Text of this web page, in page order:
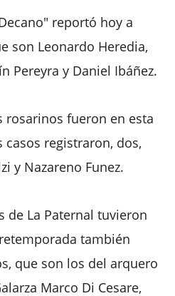
reportó hoy a
son Leonardo Heredia,
Pereyra y Daniel Ibáñez.
rosarinos fueron en esta
registraron, dos,
y Nazareno Funez.
de La Paternal tuvieron
también
que son los del arquero
Marco Di Cesare,